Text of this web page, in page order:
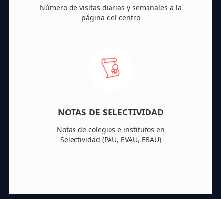
Número de visitas diarias y semanales a la
página del centro
NOTAS DE SELECTIVIDAD
Notas de colegios e institutos en
Selectividad (PAU, EVAU, EBAU)